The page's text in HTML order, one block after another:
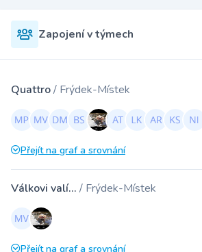
Zapojení v týmech
Quattro/ Frýdek-Místek
Přejít na graf a srovnání
Válkovi valí... / Frýdek-Místek
Přejít na graf a srovnání